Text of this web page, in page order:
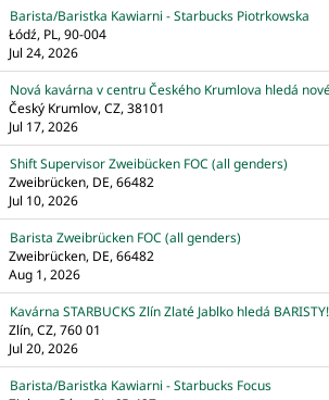
Barista/Baristka Kawiarni - Starbucks Piotrkowska
Łódź, PL, 90-004
Jul 24, 2026
Nová kavárna v centru Českého Krumlova hledá
Český Krumlov, CZ, 38101
Jul 17, 2026
Shift Supervisor Zweibücken FOC (all genders)
Zweibrücken, DE, 66482
Jul 10, 2026
Barista Zweibrücken FOC (all genders)
Zweibrücken, DE, 66482
Aug 1, 2026
Kavárna STARBUCKS Zlín Zlaté Jablko hledá BARISTY!
Zlín, CZ, 760 01
Jul 20, 2026
Barista/Baristka Kawiarni - Starbucks Focus